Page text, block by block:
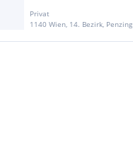
Privat
1140 Wien, 14. Bezirk, Penzing